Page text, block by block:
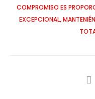
COMPROMISO ES
EXCEPCIONAL,